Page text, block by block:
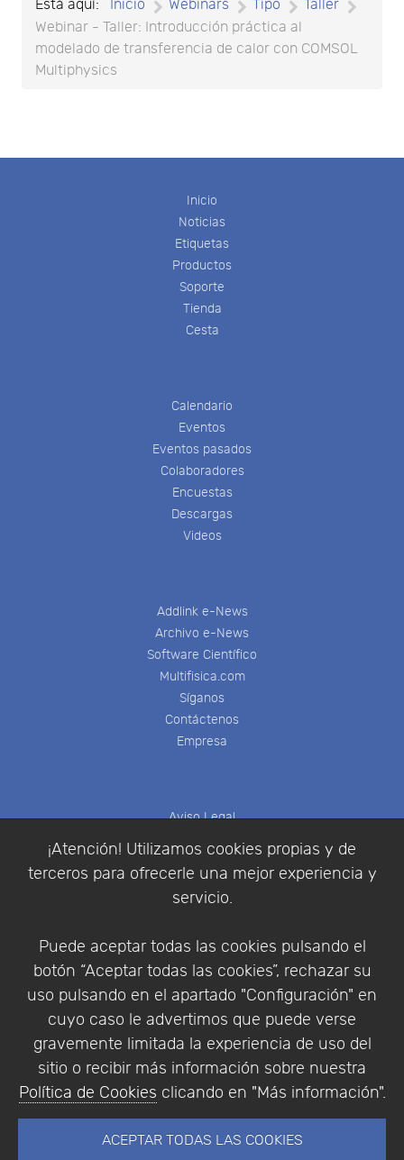
¡Atención! Utilizamos cookies propias y de
terceros para ofrecerle una mejor experiencia y
servicio.
Puede aceptar todas las cookies pulsando el
botón “Aceptar todas las cookies”, rechazar su
uso pulsando en el apartado "Configuración" en
cuyo caso le advertimos que puede verse
gravemente limitada la experiencia de uso del
sitio o recibir más información sobre nuestra
Política de Cookies clicando en "Más información".
ACEPTAR TODAS LAS COOKIES
Está aquí: Inicio Webinars Tipo
Taller
Webinar - Taller: Introducción práctica al
modelado de transferencia de calor con COMSOL
Multiphysics
Inicio
Noticias
Etiquetas
Productos
Soporte
Tienda
Cesta
Calendario
Eventos
Eventos pasados
Colaboradores
Encuestas
Descargas
Videos
Addlink e-News
Archivo e-News
Software Científico
Multifisica.com
Síganos
Contáctenos
Empresa
Aviso Legal
Condiciones de compra
Identificarse
Empresa|Aviso Legal| Política de Privacidad |
Política de Cookies
© Copyright 1994 - 2026. Addlink Software
Científico, S.L.
Portugal.